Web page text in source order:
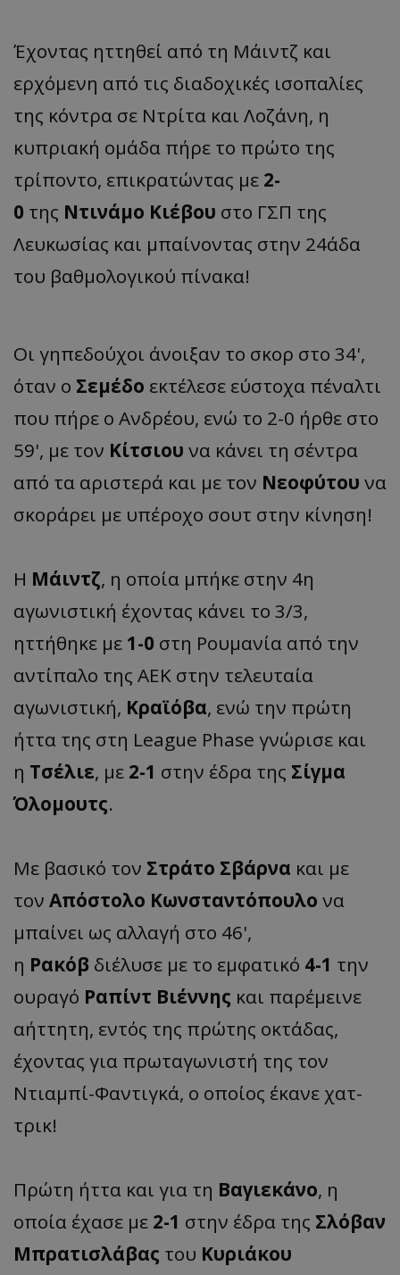
Έχοντας ηττηθεί από τη Μάιντζ και
ερχόμενη από τις διαδοχικές ισοπαλίες
της κόντρα σε Ντρίτα και Λοζάνη, η
κυπριακή ομάδα πήρε το πρώτο της
τρίποντο, επικρατώντας με 2-
0 της Ντινάμο Κιέβου στο ΓΣΠ της
Λευκωσίας και μπαίνοντας στην 24άδα
του βαθμολογικού πίνακα!
Οι γηπεδούχοι άνοιξαν το σκορ στο 34',
όταν ο Σεμέδο εκτέλεσε εύστοχα πέναλτι
που πήρε ο Ανδρέου, ενώ το 2-0 ήρθε στο
59', με τον Κίτσιου να κάνει τη σέντρα
από τα αριστερά και με τον Νεοφύτου να
σκοράρει με υπέροχο σουτ στην κίνηση!
Η Μάιντζ, η οποία μπήκε στην 4η
αγωνιστική έχοντας κάνει το 3/3,
ηττήθηκε με 1-0 στη Ρουμανία από την
αντίπαλο της ΑΕΚ στην τελευταία
αγωνιστική, Κραϊόβα, ενώ την πρώτη
ήττα της στη League Phase γνώρισε και
η Τσέλιε, με 2-1 στην έδρα της Σίγμα
Όλομουτς.
Με βασικό τον Στράτο Σβάρνα και με
τον Απόστολο Κωνσταντόπουλο να
μπαίνει ως αλλαγή στο 46',
η Ρακόβ διέλυσε με το εμφατικό 4-1 την
ουραγό Ραπίντ Βιέννης και παρέμεινε
αήττητη, εντός της πρώτης οκτάδας,
έχοντας για πρωταγωνιστή της τον
Ντιαμπί-Φαντιγκά, ο οποίος έκανε χατ-
τρικ!
Πρώτη ήττα και για τη Βαγιεκάνο, η
οποία έχασε με 2-1 στην έδρα της Σλόβαν
Μπρατισλάβας του Κυριάκου